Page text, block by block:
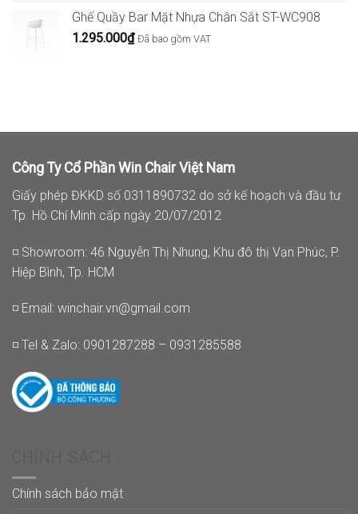
Ghế Quầy Bar Mặt Nhựa Chân Sắt ST-WC908
1.295.000₫ Đã bao gồm VAT
Công Ty Cổ Phần Win Chair Việt Nam
Giấy phép ĐKKD số 0311890732 do sở kế hoạch và đầu tư
Tp. Hồ Chí Minh cấp ngày 20/07/2012
◽ Showroom: 46 Nguyễn Thị Nhung, Khu đô thị Vạn Phúc, P.
Hiệp Bình, Tp. HCM
◽ Email: winchair.vn@gmail.com
◽ Tel & Zalo: 0901287288 – 0931285588
Chính sách bảo mật